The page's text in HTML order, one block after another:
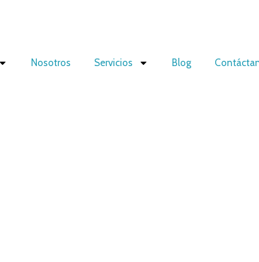
Nosotros Servicios Blog